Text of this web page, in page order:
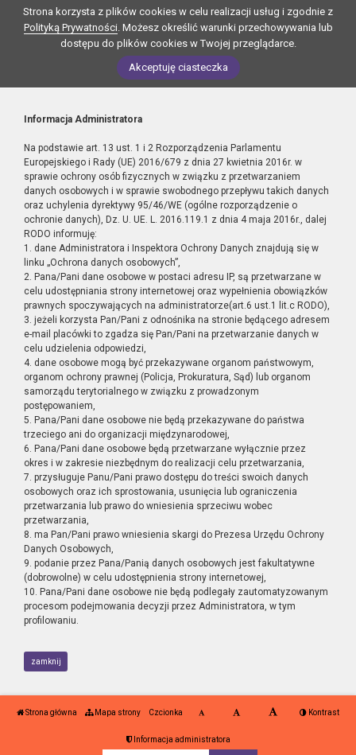
Strona korzysta z plików cookies w celu realizacji usług i zgodnie z
Polityką Prywatności. Możesz określić warunki przechowywania lub
dostępu do plików cookies w Twojej przeglądarce.
Akceptuję ciasteczka
Informacja Administratora
Na podstawie art. 13 ust. 1 i 2 Rozporządzenia Parlamentu
Europejskiego i Rady (UE) 2016/679 z dnia 27 kwietnia 2016r. w
sprawie ochrony osób fizycznych w związku z przetwarzaniem
danych osobowych i w sprawie swobodnego przepływu takich danych
oraz uchylenia dyrektywy 95/46/WE (ogólne rozporządzenie o
ochronie danych), Dz. U. UE. L. 2016.119.1 z dnia 4 maja 2016r., dalej
RODO informuję:
1. dane Administratora i Inspektora Ochrony Danych znajdują się w
linku „Ochrona danych osobowych”,
2. Pana/Pani dane osobowe w postaci adresu IP, są przetwarzane w
celu udostępniania strony internetowej oraz wypełnienia obowiązków
prawnych spoczywających na administratorze(art.6 ust.1 lit.c RODO),
3. jeżeli korzysta Pan/Pani z odnośnika na stronie będącego adresem
e-mail placówki to zgadza się Pan/Pani na przetwarzanie danych w
celu udzielenia odpowiedzi,
4. dane osobowe mogą być przekazywane organom państwowym,
organom ochrony prawnej (Policja, Prokuratura, Sąd) lub organom
samorządu terytorialnego w związku z prowadzonym
postępowaniem,
5. Pana/Pani dane osobowe nie będą przekazywane do państwa
trzeciego ani do organizacji międzynarodowej,
6. Pana/Pani dane osobowe będą przetwarzane wyłącznie przez
okres i w zakresie niezbędnym do realizacji celu przetwarzania,
7. przysługuje Panu/Pani prawo dostępu do treści swoich danych
osobowych oraz ich sprostowania, usunięcia lub ograniczenia
przetwarzania lub prawo do wniesienia sprzeciwu wobec
przetwarzania,
8. ma Pan/Pani prawo wniesienia skargi do Prezesa Urzędu Ochrony
Danych Osobowych,
9. podanie przez Pana/Panią danych osobowych jest fakultatywne
(dobrowolne) w celu udostępnienia strony internetowej,
10. Pana/Pani dane osobowe nie będą podlegały zautomatyzowanym
procesom podejmowania decyzji przez Administratora, w tym
profilowaniu.
zamknij
Strona główna Mapa strony Czcionka Kontrast
Informacja administratora